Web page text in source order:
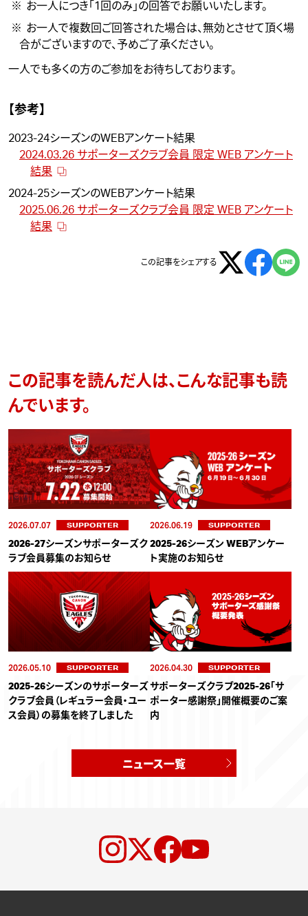
お一人につき「1回のみ」の回答でお願いいたします。
お一人で複数回ご回答された場合は、無効とさせて頂く場
合がございますので、予めご了承ください。
一人でも多くの方のご参加をお待ちしております。
【参考】
2023-24シーズンのWEBアンケート結果
2024.03.26 サポーターズクラブ会員 限定 WEB アンケート
結果
2024-25シーズンのWEBアンケート結果
2025.06.26 サポーターズクラブ会員 限定 WEB アンケート
結果
この記事をシェアする
この記事を読んだ人は、こんな記事も読
んでいます。
2026.07.07 SUPPORTER
2026-27シーズンサポーターズク
ラブ会員募集のお知らせ
2026.06.19 SUPPORTER
2025-26シーズン WEBアンケー
ト実施のお知らせ
2026.05.10 SUPPORTER
2025-26シーズンのサポーターズ
クラブ会員（レギュラー会員・ユー
ス会員）の募集を終了しました
2026.04.30 SUPPORTER
サポーターズクラブ2025-26「サ
ポーター感謝祭」開催概要のご案
内
ニュース一覧